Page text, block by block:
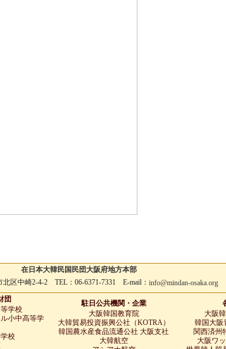
在日本大韓民国民団大阪府地方本部
区中崎2-4-2 TEL：06-6371-7331 E-mail： info@mindan-osaka.org
団
学校
小中高等学
校
駐日公共機関・企業
大阪韓国教育院
大韓貿易投資振興公社（KOTRA）
韓国農水産食品流通公社 大阪支社
大韓航空
大阪
韓国大阪
関西済州
大阪ワ